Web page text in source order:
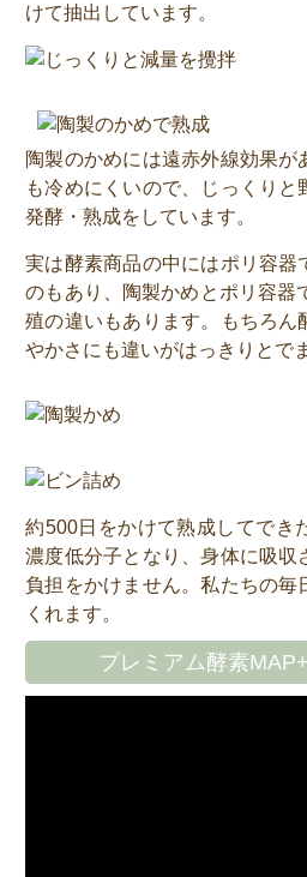
けて抽出しています。
陶製のかめには遠赤外線効果が
も冷めにくいので、じっくりと
発酵・熟成をしています。
実は酵素商品の中にはポリ容器
のもあり、陶製かめとポリ容器
殖の違いもあります。もちろん
やかさにも違いがはっきりとで
約500日をかけて熟成してでき
濃度低分子となり、身体に吸収
負担をかけません。私たちの毎
くれます。
プレミアム酵素